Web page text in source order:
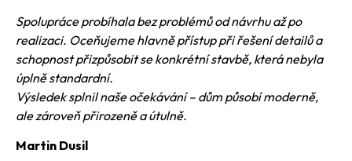
Spolupráce probíhala bez problémů od návrhu až po
realizaci. Oceňujeme hlavně přístup při řešení detailů a
schopnost přizpůsobit se konkrétní stavbě, která nebyla
úplně standardní.
Výsledek splnil naše očekávání – dům působí moderně,
ale zároveň přirozeně a útulně.
Martin Dusil